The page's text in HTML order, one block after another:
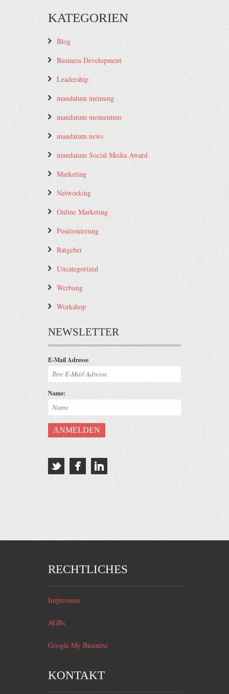
KATEGORIEN
Blog
Business Development
Leadership
mandatum meinung
mandatum momentum
mandatum news
mandatum Social Media Award
Marketing
Networking
Online Marketing
Positionierung
Ratgeber
Uncategorized
Werbung
Workshop
NEWSLETTER
E-Mail Adresse
Name:
RECHTLICHES
Impressum
AGBs
Google My Business
KONTAKT